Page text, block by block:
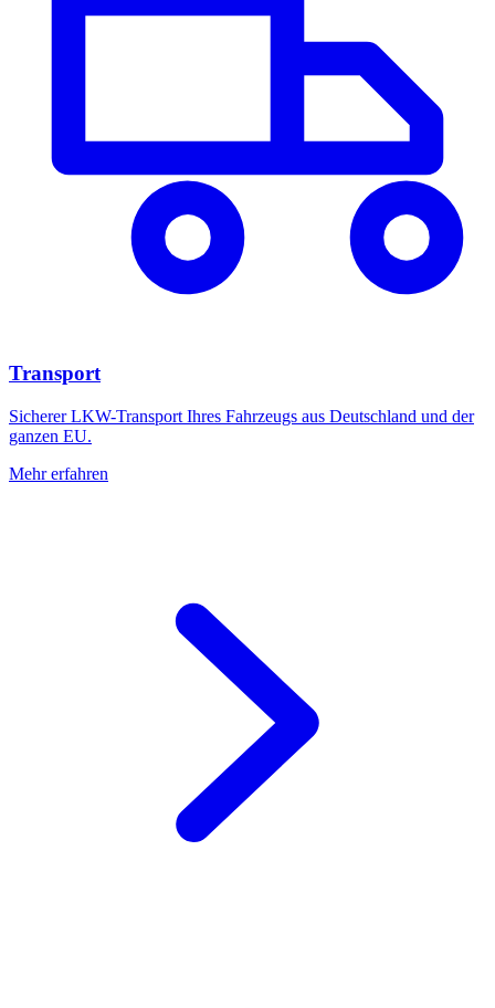
Transport
Sicherer LKW-Transport Ihres Fahrzeugs aus Deutschland und der
ganzen EU.
Mehr erfahren